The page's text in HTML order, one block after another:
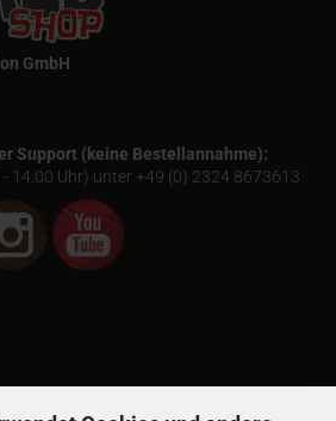
GmbH
Support (keine Bestellannahme):
14:00 Uhr) unter +49 (0) 2324 8673613